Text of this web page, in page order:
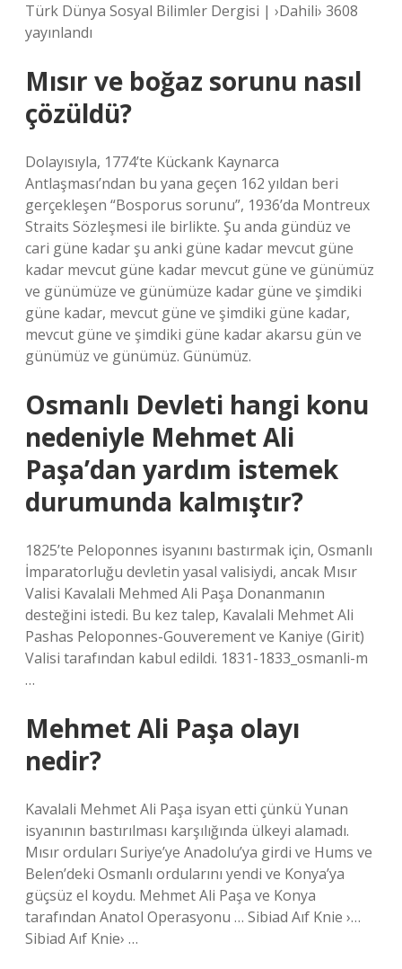
Türk Dünya Sosyal Bilimler Dergisi | ›Dahili› 3608
yayınlandı
Mısır ve boğaz sorunu nasıl
çözüldü?
Dolayısıyla, 1774’te Kückank Kaynarca
Antlaşması’ndan bu yana geçen 162 yıldan beri
gerçekleşen “Bosporus sorunu”, 1936’da Montreux
Straits Sözleşmesi ile birlikte. Şu anda gündüz ve
cari güne kadar şu anki güne kadar mevcut güne
kadar mevcut güne kadar mevcut güne ve günümüz
ve günümüze ve günümüze kadar güne ve şimdiki
güne kadar, mevcut güne ve şimdiki güne kadar,
mevcut güne ve şimdiki güne kadar akarsu gün ve
günümüz ve günümüz. Günümüz.
Osmanlı Devleti hangi konu
nedeniyle Mehmet Ali
Paşa’dan yardım istemek
durumunda kalmıştır?
1825’te Peloponnes isyanını bastırmak için, Osmanlı
İmparatorluğu devletin yasal valisiydi, ancak Mısır
Valisi Kavalali Mehmed Ali Paşa Donanmanın
desteğini istedi. Bu kez talep, Kavalali Mehmet Ali
Pashas Peloponnes-Gouverement ve Kaniye (Girit)
Valisi tarafından kabul edildi. 1831-1833_osmanli-m
…
Mehmet Ali Paşa olayı
nedir?
Kavalali Mehmet Ali Paşa isyan etti çünkü Yunan
isyanının bastırılması karşılığında ülkeyi alamadı.
Mısır orduları Suriye’ye Anadolu’ya girdi ve Hums ve
Belen’deki Osmanlı ordularını yendi ve Konya’ya
güçsüz el koydu. Mehmet Ali Paşa ve Konya
tarafından Anatol Operasyonu … Sibiad Aıf Knie ›…
Sibiad Aıf Knie› …